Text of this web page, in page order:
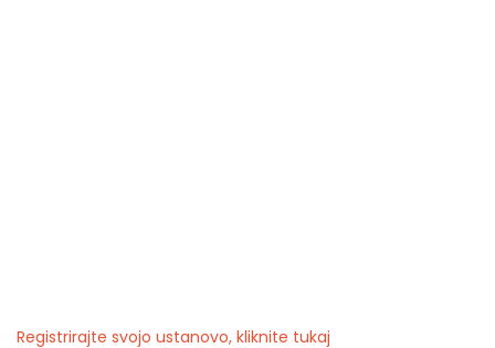
Registrirajte svojo ustanovo, kliknite tukaj